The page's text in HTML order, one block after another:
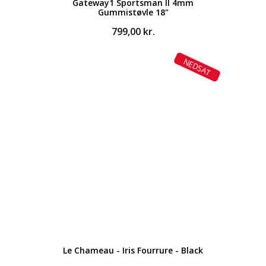
Gateway1 Sportsman II 4mm
Gummistøvle 18"
799,00 kr.
NEDSAT
Le Chameau - Iris Fourrure - Black